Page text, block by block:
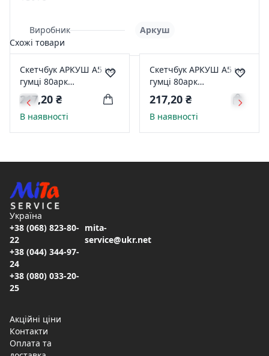
Виробник
Аркуш
Схожі товари
Скетчбук АРКУШ А5 на
гумці 80арк
інтегральна обк.
кремовий блок 1B736
217,20 ₴
В наявності
Скетчбук АРКУШ А5 на
гумці 80арк
інтегральна обк.
кремовий блок 1B2938
217,20 ₴
В наявності
Україна
+38 (068) 823-80-
22
+38 (044) 344-97-
24
+38 (080) 033-20-
25
mita-
service@ukr.net
Акційні ціни
Контакти
Оплата та